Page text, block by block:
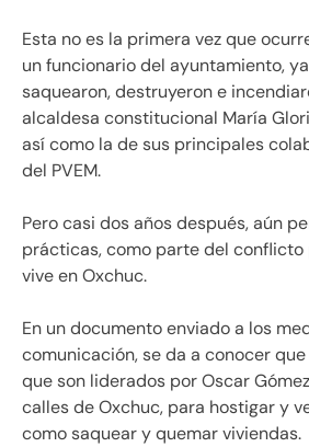
Esta no es la primera vez que
un funcionario del ayuntamiento,
saquearon, destruyeron e
alcaldesa constitucional María
así como la de sus principales
del PVEM.
Pero casi dos años después, aún
prácticas, como parte del
vive en Oxchuc.
En un documento enviado a los
comunicación, se da a conocer
que son liderados por Oscar
calles de Oxchuc, para hostigar y
como saquear y quemar viviendas.